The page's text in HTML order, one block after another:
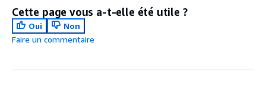
Cette page vous a-t-elle été utile ?
Oui
Non
Faire un commentaire